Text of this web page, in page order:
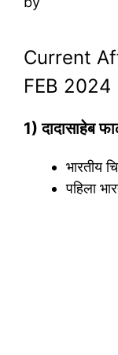
Current
FEB 2024
1) दादासाहेब
भारतीय
पहिला